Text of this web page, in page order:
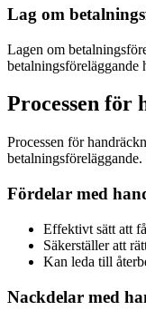
Lag om
Lagen om
betalningsföreläggande
Processen för
Processen för
Fördelar med
Effektivt sätt att
Säkerställer att
Kan leda till
Nackdelar med